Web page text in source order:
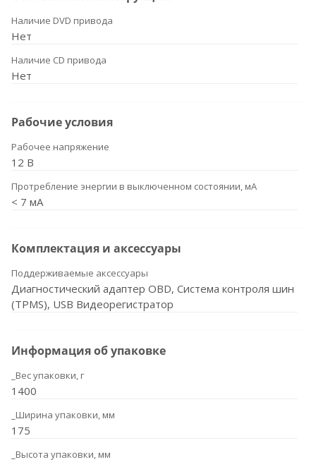
Наличие DVD привода
Нет
Наличие CD привода
Нет
Рабочие условия
Рабочее напряжение
12 В
Протребление энергии в выключенном состоянии, мА
< 7 мА
Комплектация и аксессуары
Поддерживаемые аксессуары
Диагностический адаптер OBD, Система контроля шин
(TPMS), USB Видеорегистратор
Информация об упаковке
_Вес упаковки, г
1400
_Ширина упаковки, мм
175
_Высота упаковки, мм